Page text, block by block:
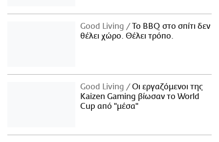
Good Living
Το BBQ στο σπίτι δεν
θέλει χώρο. Θέλει τρόπο.
Good Living
Οι εργαζόμενοι της
Kaizen Gaming βίωσαν το World
Cup από "μέσα"